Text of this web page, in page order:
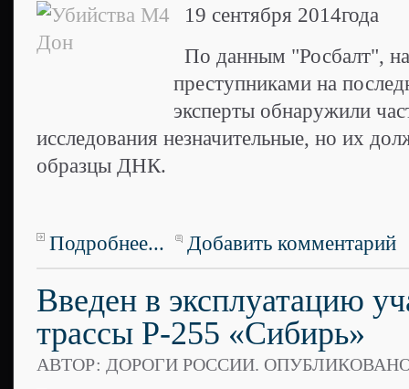
19 сентября 2014года
По данным "Росбалт",
преступниками на
эксперты обнаружили
исследования незначительные, но их
образцы ДНК.
Подробнее... Добавить комментарий
Введен в эксплуатацию
трассы Р-255 «Сибирь»
АВТОР: ДОРОГИ РОССИИ.